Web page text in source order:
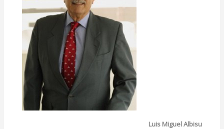
Luis Miguel Albisu